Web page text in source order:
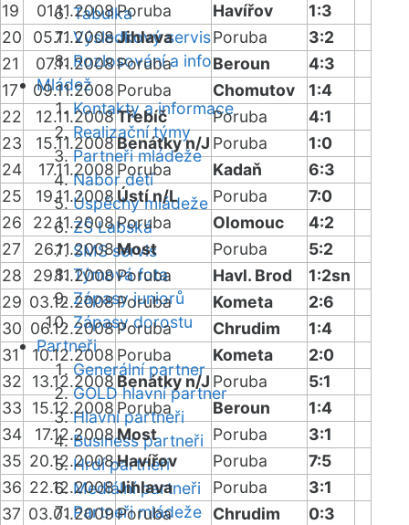
Tabulka
Výsledkový servis
Rozlosování a info
Mládež
Kontakty a informace
Realizační týmy
Partneři mládeže
Nábor dětí
Úspěchy mládeže
ZŠ Labská
SMS servis
Týmová fota
Zápasy juniorů
Zápasy dorostu
Partneři
Generální partner
GOLD hlavní partner
Hlavní partneři
Business partneři
Hrdí partneři
Mediální partneři
Partneři mládeže
19
01.11.2008Poruba Havířov
1:3
20
05.11.2008Jihlava Poruba
3:2
21
07.11.2008Poruba Beroun
4:3
17
09.11.2008 Poruba Chomutov
1:4
22
12.11.2008Třebíč Poruba
4:1
23
15.11.2008Benátky n/J Poruba
1:0
24
17.11.2008 Poruba Kadaň
6:3
25
19.11.2008Ústí n/L Poruba
7:0
26
22.11.2008Poruba Olomouc
4:2
27
26.11.2008Most Poruba
5:2
28
29.11.2008Poruba Havl. Brod
1:2sn
29 03.12.2008Poruba Kometa
2:6
30 06.12.2008Poruba Chrudim
1:4
31
10.12.2008 Poruba Kometa
2:0
32
13.12.2008Benátky n/J Poruba
5:1
33
15.12.2008Poruba Beroun
1:4
34
17.12.2008Most Poruba
3:1
35 20.12.2008Havířov Poruba
7:5
36 22.12.2008Jihlava Poruba
3:1
37 03.01.2009Poruba Chrudim
0:3